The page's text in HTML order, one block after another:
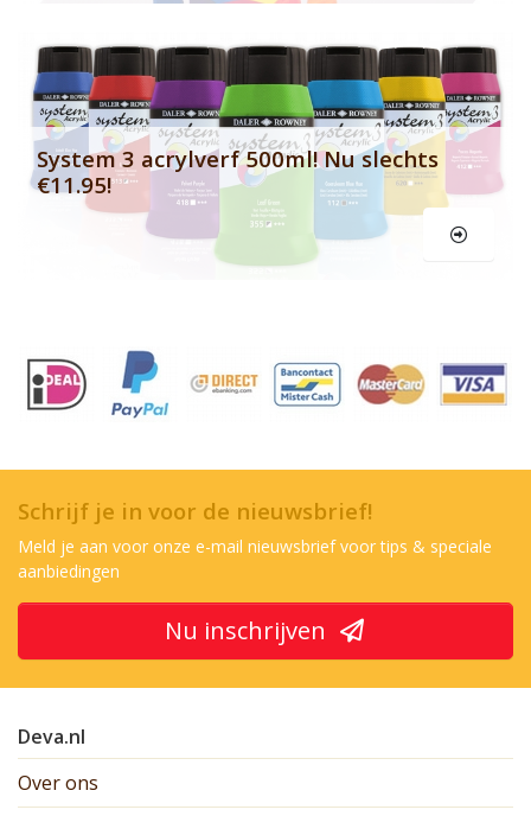
System 3 acrylverf 500ml! Nu slechts
€11.95!
Schrijf je in voor de nieuwsbrief!
Meld je aan voor onze e-mail nieuwsbrief voor tips & speciale
aanbiedingen
Nu inschrijven
Deva.nl
Over ons